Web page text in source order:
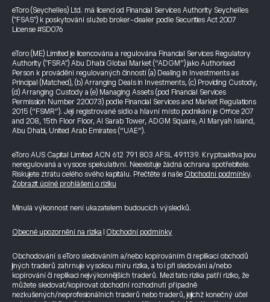
eToro (Seychelles) Ltd. má licenci od Financial Services Authority Seychelles
("FSAS") k poskytování služeb broker-dealer podle Securities Act 2007
License #SD076
eToro (ME) Limited je licencována a regulována Financial Services Regulatory
Authority ("FSRA") Abu Dhabi Global Market (“ADGM”) jako Authorised
Person k provádění regulovaných činností (a) Dealing in Investments as
Principal (Matched), (b) Arranging Deals in Investments, (c) Providing Custody,
(d) Arranging Custody a (e) Managing Assets (pod Financial Services
Permission Number 220073) podle Financial Services and Market Regulations
2015 (“FSMR”). Její registrované sídlo a hlavní místo podnikání je Office 207
and 208, 15th Floor Floor, Al Sarab Tower, ADGM Square, Al Maryah Island,
Abu Dhabi, United Arab Emirates (“UAE”).
eToro AUS Capital Limited ACN 612 791 803 AFSL 491139. Kryptoaktiva jsou
neregulovaná a vysoce spekulativní. Neexistuje žádná ochrana spotřebitele.
Riskujete ztrátu celého svého kapitálu. Přečtěte si naše Obchodní podmínky.
Zobrazit úplné prohlášení o riziku
Minulá výkonnost není ukazatelem budoucích výsledků.
Obecné upozornění na rizika Obchodní podmínky
Obchodování s eToro sledováním a/nebo kopírováním či replikací obchodů
jiných traderů zahrnuje vysokou míru rizika, a to i při sledování a/nebo
kopírování či replikaci nejvýkonnějších traderů. Mezi tato rizika patří riziko, že
můžete sledovat/kopírovat obchodní rozhodnutí případně
nezkušených/neprofesionálních traderů nebo traderů, jejichž konečný účel